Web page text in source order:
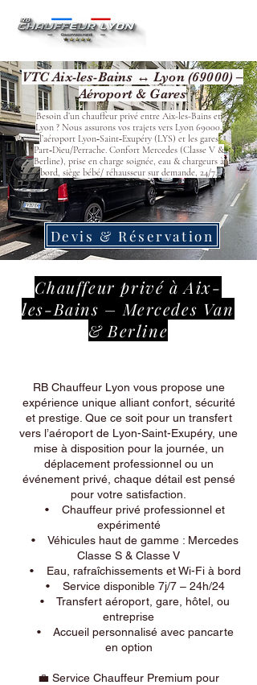
VTC Aix-les-Bains ↔ Lyon (69000) –
Aéroport & Gares
Besoin d’un chauffeur privé entre Aix-les-Bains et
Lyon ? Nous assurons vos trajets vers Lyon 69000,
l’aéroport Lyon‑Saint‑Exupéry (LYS) et les gares
Part‑Dieu/Perrache. Confort Mercedes (Classe V &
Berline), prise en charge soignée, eau & chargeurs à
bord, siège bébé/ réhausseur sur demande, 24/7.
Devis & Réservation
Chauffeur privé à Aix-
les-Bains – Mercedes Van
& Berline
RB Chauffeur Lyon vous propose une
expérience unique alliant confort, sécurité
et prestige. Que ce soit pour un transfert
vers l’aéroport de Lyon-Saint-Exupéry, une
mise à disposition pour la journée, un
déplacement professionnel ou un
événement privé, chaque détail est pensé
pour votre satisfaction.
• Chauffeur privé professionnel et
expérimenté
• Véhicules haut de gamme : Mercedes
Classe S & Classe V
• Eau, rafraîchissements et Wi-Fi à bord
• Service disponible 7j/7 – 24h/24
• Transfert aéroport, gare, hôtel, ou
entreprise
• Accueil personnalisé avec pancarte
en option
💼 Service Chauffeur Premium pour